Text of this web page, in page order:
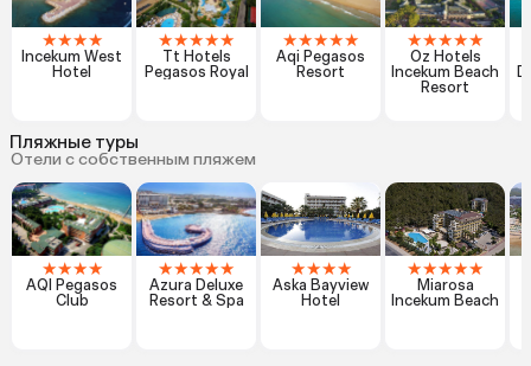
★★★★
Incekum West
Hotel
★★★★★
Tt Hotels
Pegasos Royal
★★★★★
Aqi Pegasos
Resort
★★★★★
Oz Hotels
Incekum Beach
Resort
Пляжные туры
Отели с собственным пляжем
★★★★
AQI Pegasos
Club
★★★★★
Azura Deluxe
Resort & Spa
★★★★
Aska Bayview
Hotel
★★★★★
Miarosa
Incekum Beach